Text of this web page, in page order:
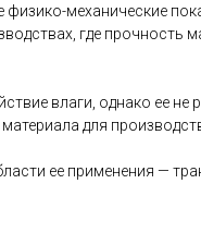
механические
где прочность
влаги, однако ее не
для
ее применения —